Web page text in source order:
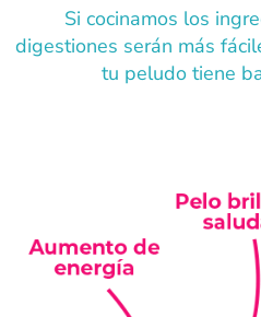
Si cocinamos los
digestiones serán más
tu peludo tiene